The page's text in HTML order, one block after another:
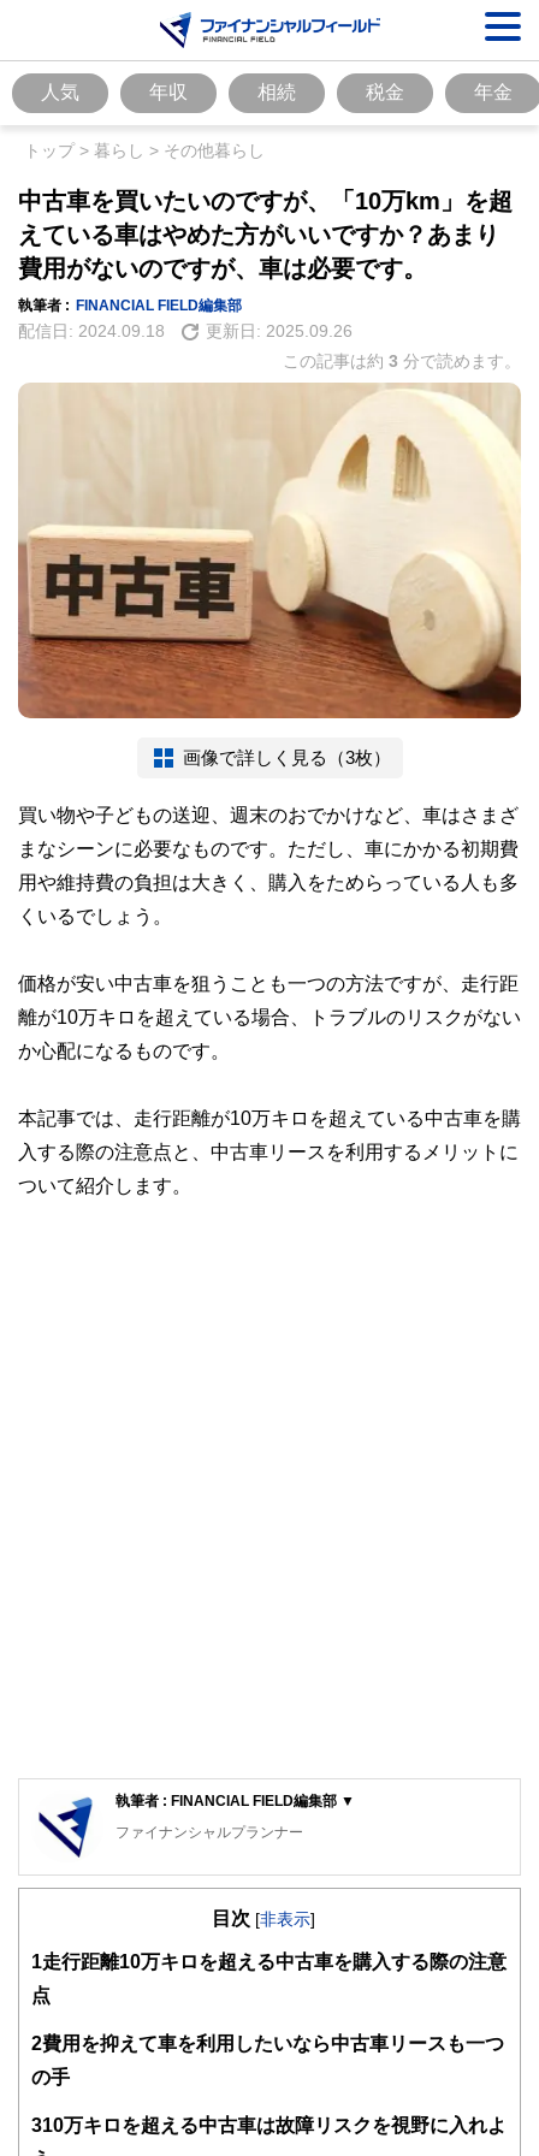
人気 年収 相続 税金 年金
トップ> 暮らし > その他暮らし
中古車を買いたいのですが、「10万km」を超
えている車はやめた方がいいですか？あまり
費用がないのですが、車は必要です。
執筆者 : FINANCIAL FIELD編集部
配信日: 2024.09.18 更新日: 2025.09.26
この記事は約 3 分で読めます。
画像で詳しく見る（3枚）
買い物や子どもの送迎、週末のおでかけなど、車はさまざ
まなシーンに必要なものです。ただし、車にかかる初期費
用や維持費の負担は大きく、購入をためらっている人も多
くいるでしょう。
価格が安い中古車を狙うことも一つの方法ですが、走行距
離が10万キロを超えている場合、トラブルのリスクがない
か心配になるものです。
本記事では、走行距離が10万キロを超えている中古車を購
入する際の注意点と、中古車リースを利用するメリットに
ついて紹介します。
執筆者 : FINANCIAL FIELD編集部 ▼
ファイナンシャルプランナー
FinancialField編集部は、金融、経済に関する記事を、日々
知識がない方でも理解できるようわかりやすく発信していま
関わることで、読者目線のコンテンツを追求しています。
ドバイザー、DCプランナー、公認会計士、社会保険労務
目次 [非表示]
1 走行距離10万キロを超える中古車を購入する際の注意
点
2費用を抑えて車を利用したいなら中古車リースも一つ
の手
310万キロを超える中古車は故障リスクを視野に入れよ